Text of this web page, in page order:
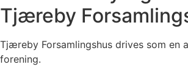
Tjæreby
Tjæreby Forsamlingshus drives som en
forening.